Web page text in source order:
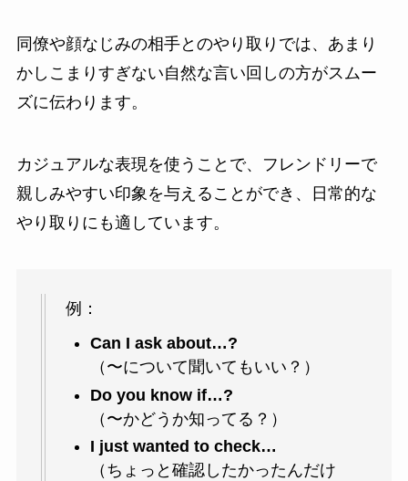
同僚や顔なじみの相手とのやり取りでは、あまり
かしこまりすぎない自然な言い回しの方がスムー
ズに伝わります。
カジュアルな表現を使うことで、フレンドリーで
親しみやすい印象を与えることができ、日常的な
やり取りにも適しています。
例：
Can I ask about…?
（〜について聞いてもいい？）
Do you know if…?
（〜かどうか知ってる？）
I just wanted to check…
（ちょっと確認したかったんだけ